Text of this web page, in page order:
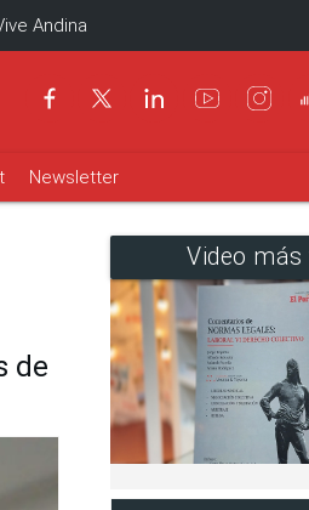
Andina
Newsletter
de
Video más